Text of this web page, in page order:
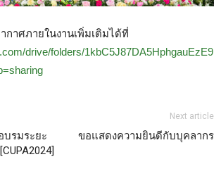
กาศภายในงานเพิ่มเติมได้ที่
drive/folders/1kbC5J87DA5HphgauEzE9
บรมระยะ
Next article
ขอแสดงความยินดีกับบุคลากร